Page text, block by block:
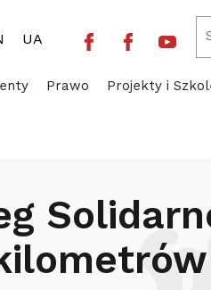
UA FacebookFacebook
Prawo Projekty i